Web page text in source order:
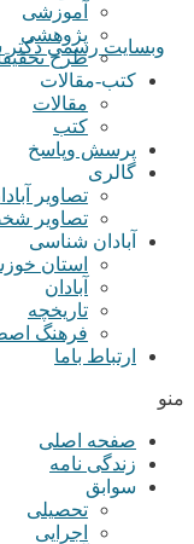
آموزشی
پژوهشی
طرح
کتب-مقالات
مقالات
کتب
پرسش وپاسخ
گالری
تصاویر
تصاویر
آبادان شناسی
استان
آبادان
تاریخچه
فرهنگ
ارتباط باما
منو
صفحه اصلی
زندگی نامه
سوابق
تحصیلی
اجرایی